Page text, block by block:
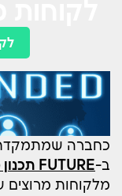
כחברה שמתמקדת
ב-FUTURE תכנון פיננסי
מלקוחות מרוצים